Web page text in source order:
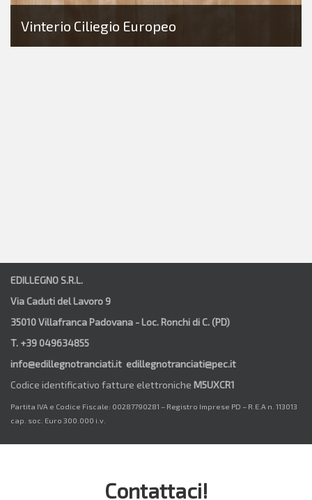
Vinterio Ciliegio Europeo
EDILLEGNO S.R.L.
Via Caduti del Lavoro 9
35010 Villafranca Padovana - Loc. Ronchi di C. (PD)
T. +39 049634855
info@edillegnotranciati.it edillegnotranciati@pec.it
Codice identificativo fatture elettroniche M5UXCR1
Partita IVA e Codice Fiscale: 00287790281 – Registro Imprese PD – R.E.A n. 113013
cap. soc. Euro 300.000 i.v.
Contattaci!